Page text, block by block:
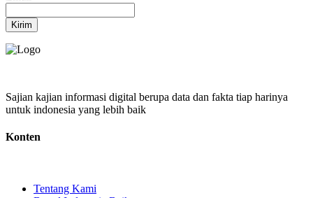
Kirim
Sajian kajian informasi digital berupa data dan fakta tiap harinya
untuk indonesia yang lebih baik
Konten
Tentang Kami